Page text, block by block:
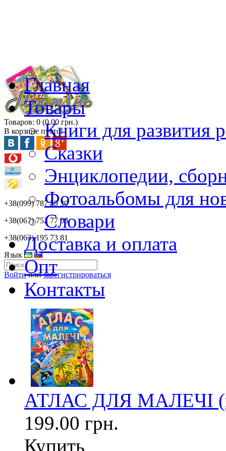
Товаров: 0 (0.00 грн.)
В корзине пусто!
+38(099) 787 59 30
+38(067) 752 77 08
+38(063) 195 73 81
Язык
Войтиилизарегистрироваться
Главная
Товары
Книги для развития
Сказки
Энциклопедии,
Фотоальбомы для
Словари
Доставка и оплата
Опт
Контакты
АТЛАС ДЛЯ МАЛЕЧІ
199.00 грн.
Купить